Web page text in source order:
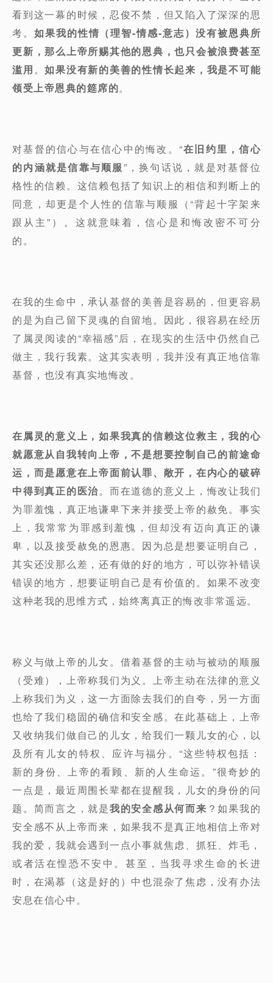
看到这一幕的时候，忍俊不禁，但又陷入了深深的思
考。 如果我的性情（理智-情感-意志）没有被恩典所
更新，那么上帝所赐其他的恩典，也只会被浪费甚至
滥用。如果没有新的美善的性情长起来，我是不可能
领受上帝恩典的筵席的。
对基督的信心与在信心中的悔改。“在旧约里，信心
的内涵就是信靠与顺服”，换句话说，就是对基督位
格性的信赖。这信赖包括了知识上的相信和判断上的
同意，却更是个人性的信靠与顺服（“背起十字架来
跟从主”）。这就意味着，信心是和悔改密不可分
的。
在我的生命中，承认基督的美善是容易的，但更容易
的是为自己留下灵魂的自留地。因此，很容易在经历
了属灵阅读的“幸福感”后，在现实的生活中仍然自己
做主，我行我素。这其实表明，我并没有真正地信靠
基督，也没有真实地悔改。
在属灵的意义上，如果我真的信赖这位救主，我的心
就愿意从自我转向上帝，不是想要控制自己的前途命
运，而是愿意在上帝面前认罪、敞开，在内心的破碎
中得到真正的医治。而在道德的意义上，悔改让我们
为罪羞愧，真正地谦卑下来并接受上帝的赦免。事实
上，我常常为罪感到羞愧，但却没有迈向真正的谦
卑，以及接受赦免的恩惠。因为总是想要证明自己，
其实还没那么差，还有做的好的地方，可以弥补错误
错误的地方，想要证明自己是有价值的。如果不改变
这种老我的思维方式，始终离真正的悔改非常遥远。
称义与做上帝的儿女。借着基督的主动与被动的顺服
（受难），上帝称我们为义。上帝主动在法律的意义
上称我们为义，这一方面除去我们的自夸，另一方面
也给了我们稳固的确信和安全感。在此基础上，上帝
又收纳我们做自己的儿女，给我们一颗儿女的心，以
及所有儿女的特权、应许与福分。“这些特权包括：
新的身份、上帝的看顾、新的人生命运。”很奇妙的
一点是，最近周围长辈都在提醒我，儿女的身份的问
题。简而言之，就是我的安全感从何而来 ？如果我的
安全感不从上帝而来，如果我不是真正地相信上帝对
我的爱，我就会遇到一点小事就焦虑、抓狂、炸毛，
或者活在惶恐不安中。甚至，当我寻求生命的长进
时，在渴慕（这是好的）中也混杂了焦虑，没有办法
安息在信心中。